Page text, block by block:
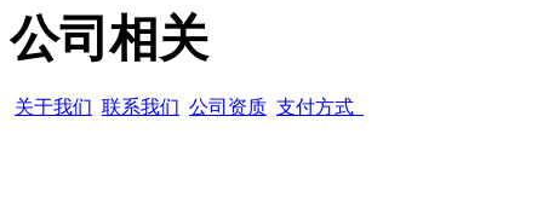
公司相关
关于我们 联系我们 公司资质 支付方式